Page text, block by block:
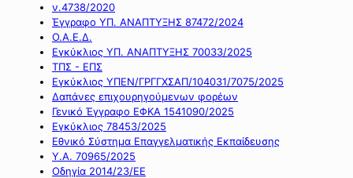
ν.4738/2020
Έγγραφο ΥΠ. ΑΝΑΠΤΥΞΗΣ 87472/2024
Ο.Α.Ε.Δ.
Εγκύκλιος ΥΠ. ΑΝΑΠΤΥΞΗΣ 70033/2025
ΤΠΣ - ΕΠΣ
Εγκύκλιος ΥΠΕΝ/ΓΡΓΓΧΣΑΠ/104031/7075/2025
Δαπάνες επιχουρηγούμενων φορέων
Γενικό Έγγραφο ΕΦΚΑ 1541090/2025
Εγκύκλιος 78453/2025
Εθνικό Σύστημα Επαγγελματικής Εκπαίδευσης
Υ.Α. 70965/2025
Οδηγία 2014/23/ΕΕ